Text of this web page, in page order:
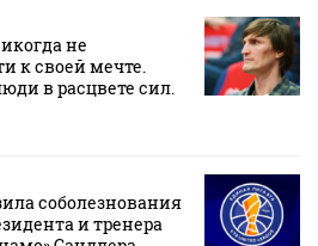
не
к своей мечте.
в расцвете сил.
соболезнования
и тренера